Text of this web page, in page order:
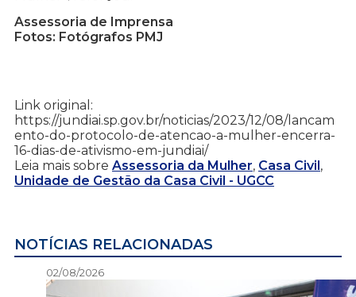
Assessoria de Imprensa
Fotos: Fotógrafos PMJ
Link original:
https://jundiai.sp.gov.br/noticias/2023/12/08/lancam
ento-do-protocolo-de-atencao-a-mulher-encerra-
16-dias-de-ativismo-em-jundiai/
Leia mais sobre Assessoria da Mulher, Casa Civil,
Unidade de Gestão da Casa Civil - UGCC
NOTÍCIAS RELACIONADAS
02/08/2026